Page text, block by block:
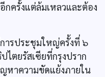
ครั้งแต่ล้มเหลวและต้อง
ารประชุมใหญ่ครั้งที่ ๖
ไตยรัสเซียที่กรุงปราก
ญหาความขัดแย้งภายใน